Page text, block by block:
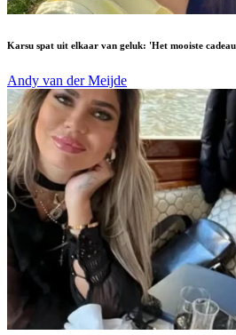
Karsu spat uit elkaar van geluk: 'Het mooiste
Andy van der Meijde